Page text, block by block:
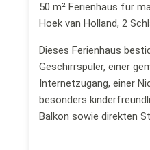
50 m² Ferienhaus für
Hoek van Holland, 2
Dieses Ferienhaus
Geschirrspüler, einer
Internetzugang, einer
besonders
Balkon sowie direkten